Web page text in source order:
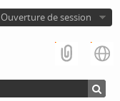
Ouverture de session